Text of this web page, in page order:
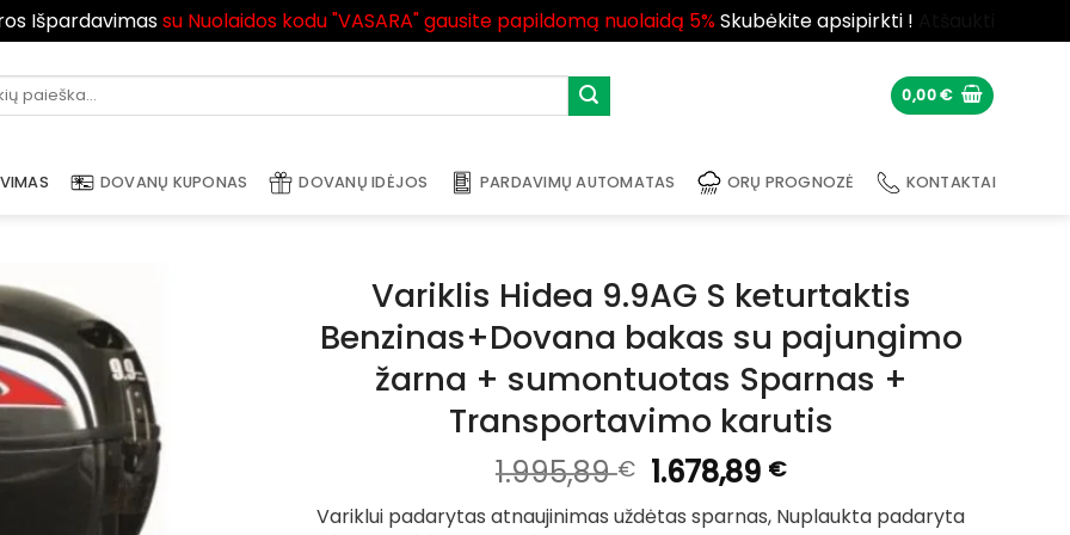
Išpardavimassu Nuolaidos kodu "VASARA" gausite papildomą nuolaidą 5%Skubėkite apsipirkti !
0,00€
DOVANŲ KUPONAS DOVANŲ IDĖJOS PARDAVIMŲ AUTOMATAS ORŲ PROGNOZĖ KONTAKTAI
Variklis Hidea 9.9AG S keturtaktis
Benzinas+Dovana bakas su pajungimo
žarna + sumontuotas Sparnas +
Transportavimo karutis
1.995,89€ Original
price
1.678,89 €Current
price
Variklui padarytas atnaujinimas uždėtas sparnas, Nuplaukta padaryta